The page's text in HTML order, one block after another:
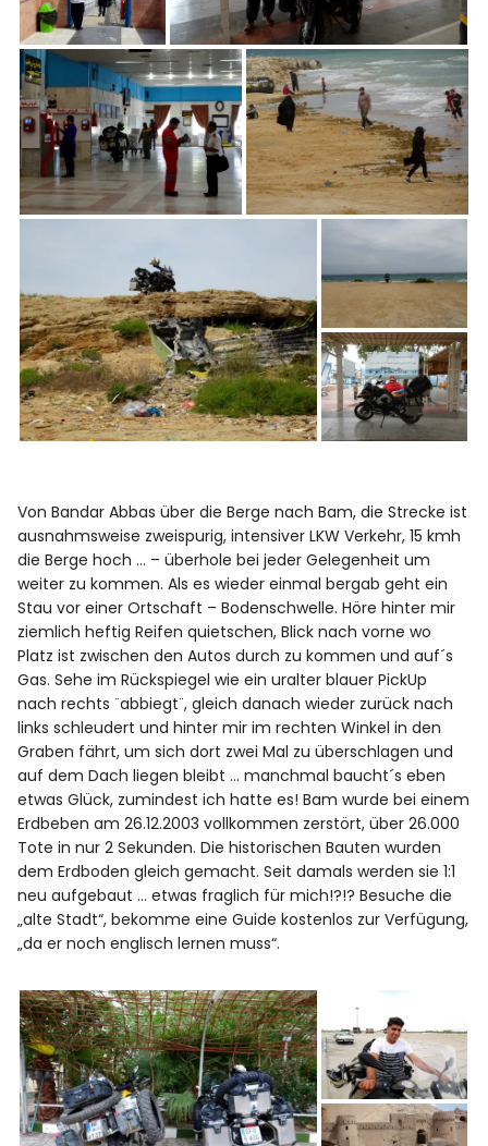
Von Bandar Abbas über die Berge nach Bam, die Strecke ist
ausnahmsweise zweispurig, intensiver LKW Verkehr, 15 kmh
die Berge hoch … – überhole bei jeder Gelegenheit um
weiter zu kommen. Als es wieder einmal bergab geht ein
Stau vor einer Ortschaft – Bodenschwelle. Höre hinter mir
ziemlich heftig Reifen quietschen, Blick nach vorne wo
Platz ist zwischen den Autos durch zu kommen und auf´s
Gas. Sehe im Rückspiegel wie ein uralter blauer PickUp
nach rechts ¨abbiegt¨, gleich danach wieder zurück nach
links schleudert und hinter mir im rechten Winkel in den
Graben fährt, um sich dort zwei Mal zu überschlagen und
auf dem Dach liegen bleibt … manchmal baucht´s eben
etwas Glück, zumindest ich hatte es! Bam wurde bei einem
Erdbeben am 26.12.2003 vollkommen zerstört, über 26.000
Tote in nur 2 Sekunden. Die historischen Bauten wurden
dem Erdboden gleich gemacht. Seit damals werden sie 1:1
neu aufgebaut … etwas fraglich für mich!?!? Besuche die
„alte Stadt“, bekomme eine Guide kostenlos zur Verfügung,
„da er noch englisch lernen muss“.